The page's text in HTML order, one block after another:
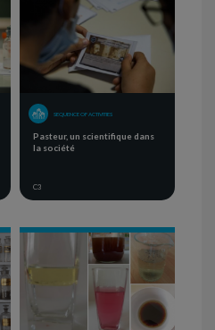
SEQUENCE OF ACTIVITIES
Pasteur, un scientifique dans
la société
C3